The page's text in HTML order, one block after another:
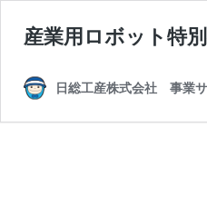
産業用ロボット特
日総工産株式会社 事業